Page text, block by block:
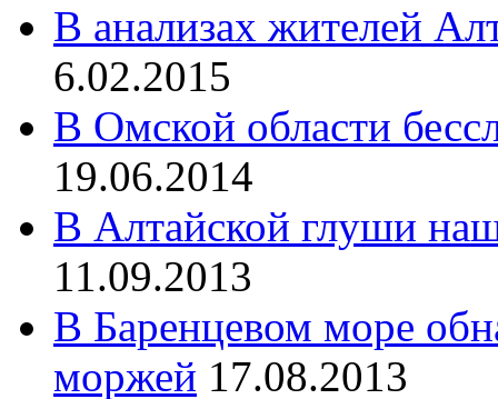
В анализах жителей
6.02.2015
В Омской области
19.06.2014
В Алтайской глуши
11.09.2013
В Баренцевом море
моржей 17.08.2013